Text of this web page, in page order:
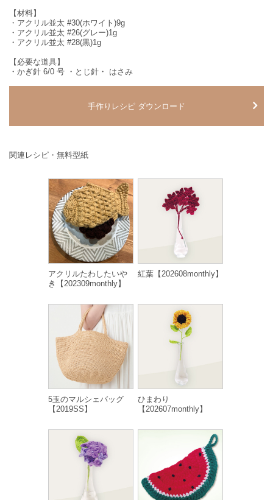
【材料】
・アクリル並太 #30(ホワイト)9g
・アクリル並太 #26(グレー)1g
・アクリル並太 #28(黒)1g
【必要な道具】
・かぎ針 6/0 号 ・とじ針・ はさみ
手作りレシピ ダウンロード
関連レシピ・無料型紙
アクリルたわしたいや
き【202309monthly】
紅葉【202608monthly】
5玉のマルシェバッグ
【2019SS】
ひまわり
【202607monthly】